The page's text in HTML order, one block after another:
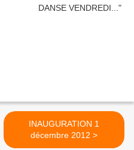
INAUGURATION 1
décembre 2012 >